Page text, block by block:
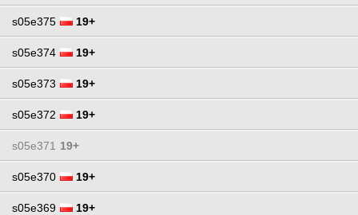
s05e375 19+
s05e374 19+
s05e373 19+
s05e372 19+
s05e371 19+
s05e370 19+
s05e369 19+